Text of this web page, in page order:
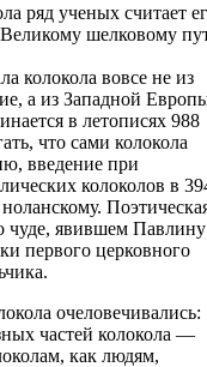
ряд ученых считает
шелковому
колокола вовсе не из
а из Западной
в летописях 988
что сами колокола
введение при
колоколов в
чуде, явившем Павлину
первого церковного
очеловечивались:
частей колокола —
как людям,